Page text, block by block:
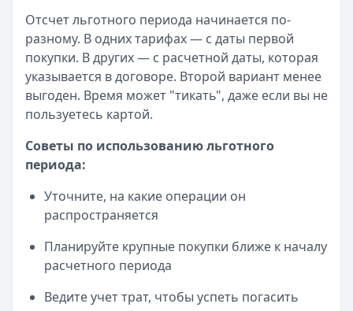
Обслуживание:2370 ₽ в месяц
Рейтинг:4.6(15 отзывов)
Все кредитные карты
Отсчет льготного периода начинается по-
разному. В одних тарифах — с даты первой
покупки. В других — с расчетной даты, которая
указывается в договоре. Второй вариант менее
выгоден. Время может "тикать", даже если вы не
пользуетесь картой.
Советы по использованию льготного
периода:
Уточните, на какие операции он
распространяется
Планируйте крупные покупки ближе к началу
расчетного периода
Ведите учет трат, чтобы успеть погасить